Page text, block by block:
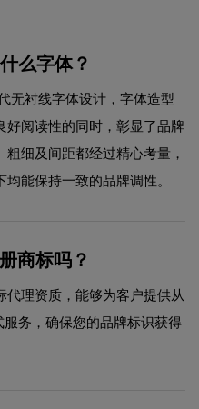
么字体？
无衬线字体设计，字体造型
好阅读性的同时，彰显了品牌
细及间距都经过精心考量，
能保持一致的品牌调性。
商标吗？
理资质，能够为客户提供从
务，确保您的品牌标识获得